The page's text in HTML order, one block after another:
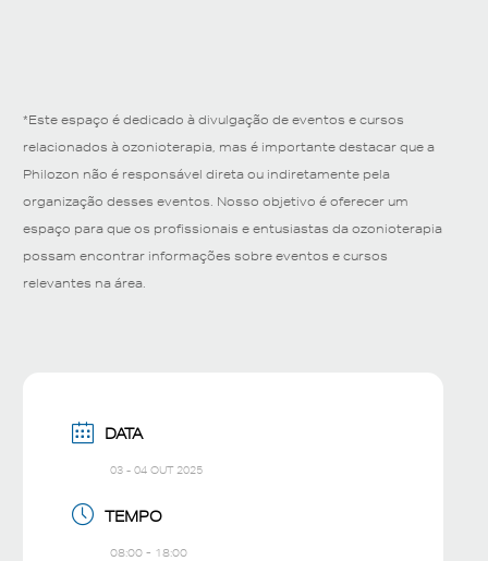
*Este espaço é dedicado à divulgação de eventos e cursos
relacionados à ozonioterapia, mas é importante destacar que a
Philozon não é responsável direta ou indiretamente pela
organização desses eventos. Nosso objetivo é oferecer um
espaço para que os profissionais e entusiastas da ozonioterapia
possam encontrar informações sobre eventos e cursos
relevantes na área.
DATA
03 - 04 OUT 2025
TEMPO
08:00 - 18:00